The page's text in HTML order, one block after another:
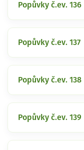
Popůvky č.ev. 136
Popůvky č.ev. 137
Popůvky č.ev. 138
Popůvky č.ev. 139